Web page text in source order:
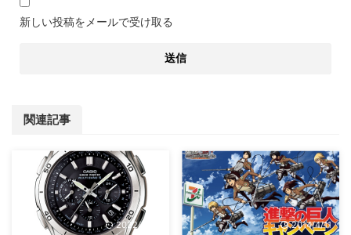
新しい投稿をメールで受け取る
関連記事
2022/11/13 2014/4/11